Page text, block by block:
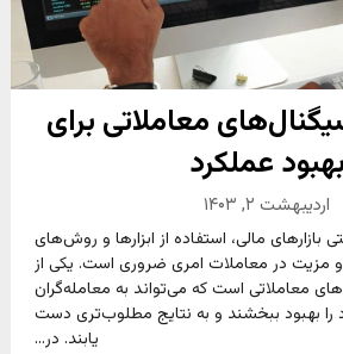
معاملاتی برای
بهبود عملکرد
اردیبهشت ۲, ۱۴۰۳
بازارهای مالی، استفاده از ابزارها و روش‌های
مزیت در معاملات امری ضروری است. یکی از
معاملاتی است که می‌تواند به معامله‌گران
را بهبود ببخشند و به نتایج مطلوب‌تری دست
یابند. در...